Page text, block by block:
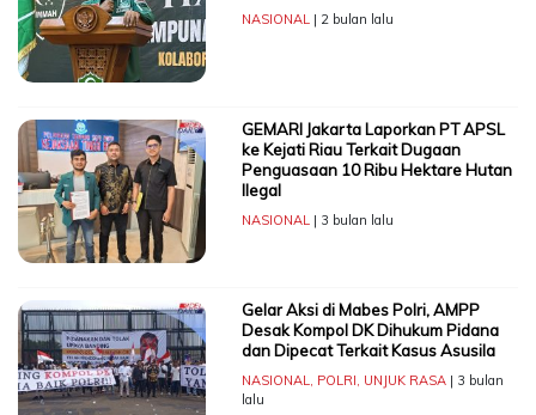
NASIONAL | 2 bulan lalu
GEMARI Jakarta Laporkan PT APSL
ke Kejati Riau Terkait Dugaan
Penguasaan 10 Ribu Hektare Hutan
Ilegal
NASIONAL | 3 bulan lalu
Gelar Aksi di Mabes Polri, AMPP
Desak Kompol DK Dihukum Pidana
dan Dipecat Terkait Kasus Asusila
NASIONAL POLRI UNJUK RASA| 3 bulan
lalu